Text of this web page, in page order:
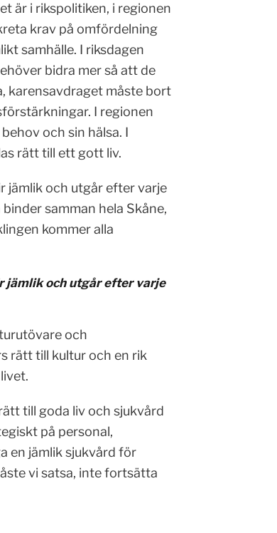
är i rikspolitiken, i regionen
krav på omfördelning
samhälle. I riksdagen
bidra mer så att de
karensavdraget måste bort
I regionen
och sin hälsa. I
rätt till ett gott liv.
jämlik och utgår efter varje
samman hela Skåne,
kommer alla
jämlik och utgår efter varje
och
rätt till kultur och en rik
till goda liv och sjukvård
på personal,
en jämlik sjukvård för
vi satsa, inte fortsätta